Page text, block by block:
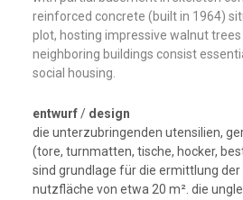
reinforced concrete (built in 1964)
plot, hosting impressive walnut
neighboring buildings consist
social housing.
entwurf/ design
die unterzubringenden utensilien,
(tore, turnmatten, tische, hocker,
sind grundlage für die ermittlung
nutzfläche von etwa 20 m². die